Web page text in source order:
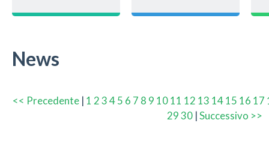
News
<< Precedente | 1 2345 6 7 8 9 1011 12 13 1415 16 17
2930 |Successivo >>